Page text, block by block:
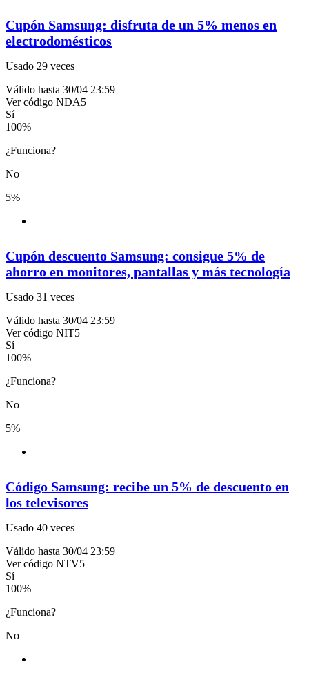
Cupón Samsung: disfruta de un 5% menos en
electrodomésticos
Usado 29 veces
Válido hasta 30/04 23:59
Ver código NDA5
Sí
100%
¿Funciona?
No
5%
Cupón descuento Samsung: consigue 5% de
ahorro en monitores, pantallas y más tecnología
Usado 31 veces
Válido hasta 30/04 23:59
Ver código NIT5
Sí
100%
¿Funciona?
No
5%
Código Samsung: recibe un 5% de descuento en
los televisores
Usado 40 veces
Válido hasta 30/04 23:59
Ver código NTV5
Sí
100%
¿Funciona?
No